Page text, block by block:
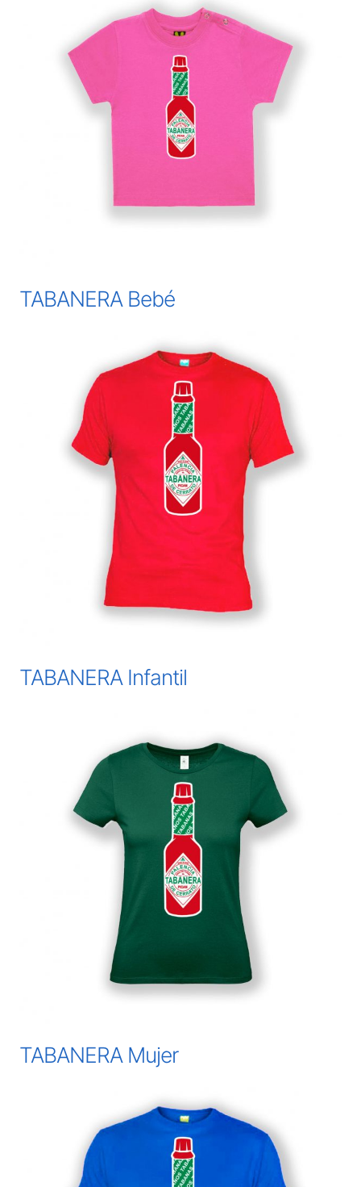
TABANERA Bebé
TABANERA Infantil
TABANERA Mujer